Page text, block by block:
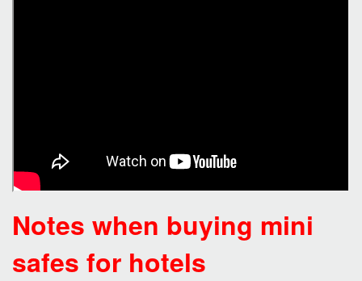
Notes when buying mini
safes for hotels